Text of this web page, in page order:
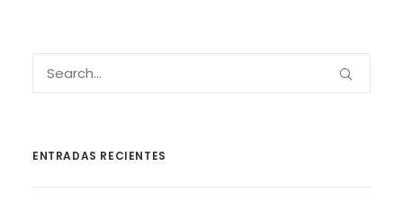
ENTRADAS RECIENTES